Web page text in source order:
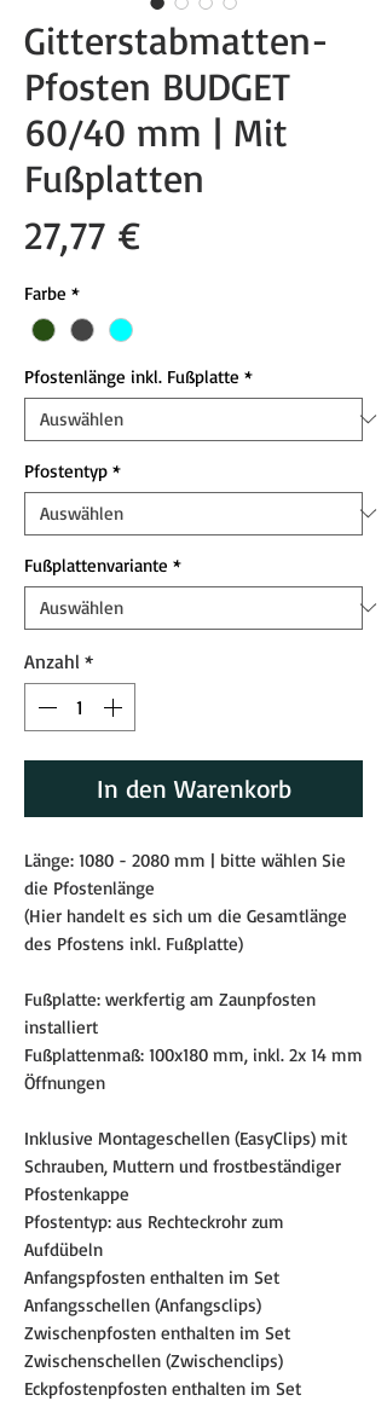
Gitterstabmatten-
Pfosten BUDGET
60/40 mm | Mit
Fußplatten
27,77 €Preis
Farbe *
Pfostenlänge inkl. Fußplatte *
Pfostentyp *
Fußplattenvariante *
Anzahl *
In den Warenkorb
Länge: 1080 - 2080 mm | bitte wählen Sie
die Pfostenlänge
(Hier handelt es sich um die Gesamtlänge
des Pfostens inkl. Fußplatte)
Fußplatte: werkfertig am Zaunpfosten
installiert
Fußplattenmaß: 100x180 mm, inkl. 2x 14 mm
Öffnungen
Inklusive Montageschellen (EasyClips) mit
Schrauben, Muttern und frostbeständiger
Pfostenkappe
Pfostentyp: aus Rechteckrohr zum
Aufdübeln
Anfangspfosten enthalten im Set
Anfangsschellen (Anfangsclips)
Zwischenpfosten enthalten im Set
Zwischenschellen (Zwischenclips)
Eckpfostenpfosten enthalten im Set